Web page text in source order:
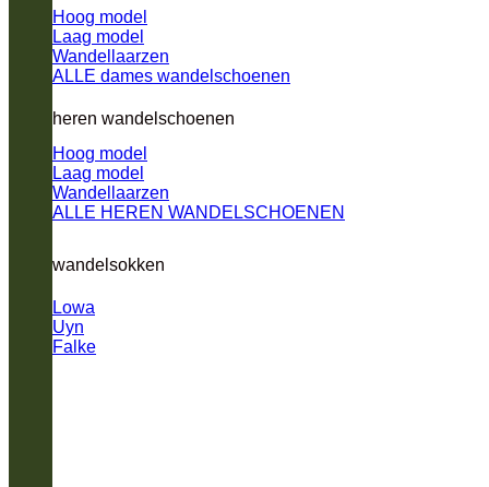
Hoog model
Laag model
Wandellaarzen
ALLE dames wandelschoenen
heren wandelschoenen
Hoog model
Laag model
Wandellaarzen
ALLE HEREN WANDELSCHOENEN
wandelsokken
Lowa
Uyn
Falke